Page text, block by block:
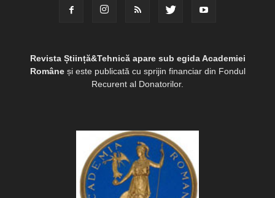
Revista Știință&Tehnică apare sub egida Academiei
Româneși este publicată cu sprijin financiar din Fondul
Recurent al Donatorilor.